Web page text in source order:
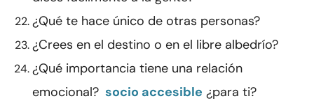
¿Qué te hace único de otras personas?
¿Crees en el destino o en el libre albedrío?
¿Qué importancia tiene una relación
emocional? socio accesible ¿para ti?